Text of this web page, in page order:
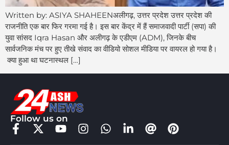
Written by: ASIYA SHAHEENअलीगढ़, उत्तर प्रदेश उत्तर प्रदेश की
राजनीति एक बार फिर गरमा गई है। इस बार केंद्र में हैं समाजवादी पार्टी (सपा) की
युवा सांसद Iqra Hasan और अलीगढ़ के एडीएम (ADM), जिनके बीच
सार्वजनिक मंच पर हुए तीखे संवाद का वीडियो सोशल मीडिया पर वायरल हो गया है।
क्या हुआ था घटनास्थल […]
Follow us on